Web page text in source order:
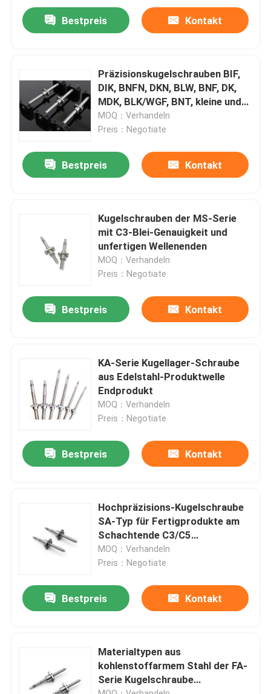
Produkte
Über uns
Fabrik Tour
Kontakt
Bürodrucker
Elektronische Komponenten
Ballschraubgetriebe
Bestpreis Kontakt
Präzisionskugelschrauben BIF,
DIK, BNFN, DKN, BLW, BNF, DK,
MDK, BLK/WGF, BNT, kleine und
leichte Typen.
MOQ：Verhandeln
Preis：Negotiate
Bestpreis Kontakt
Kugelschrauben der MS-Serie
mit C3-Blei-Genauigkeit und
unfertigen Wellenenden
MOQ：Verhandeln
Preis：Negotiate
Bestpreis Kontakt
KA-Serie Kugellager-Schraube
aus Edelstahl-Produktwelle
Endprodukt
MOQ：Verhandeln
Preis：Negotiate
Bestpreis Kontakt
Hochpräzisions-Kugelschraube
SA-Typ für Fertigprodukte am
Schachtende C3/C5
Bleipräzision
MOQ：Verhandeln
Preis：Negotiate
Bestpreis Kontakt
Materialtypen aus
kohlenstoffarmem Stahl der FA-
Serie Kugelschraube